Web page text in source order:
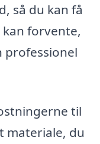
så du kan få
forvente,
professionel
til
materiale, du